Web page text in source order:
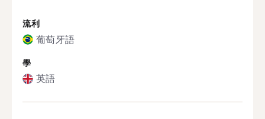
流利
葡萄牙語
學
英語